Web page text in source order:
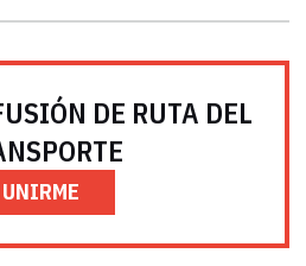
DE RUTA DEL
UNIRME